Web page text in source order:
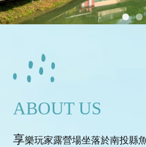
南投露營區
魚池鄉露營區
日月潭露營區
ABOUT US
享樂玩家露營場坐落於南投縣